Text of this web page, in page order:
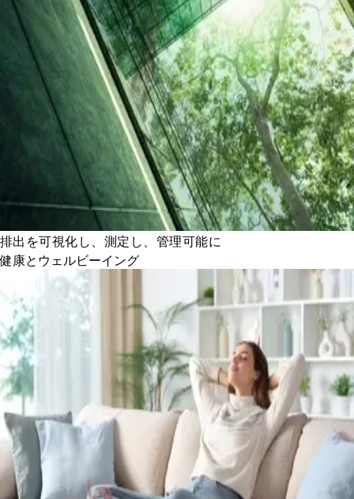
排出を可視化し、測定し、管理可能に
健康とウェルビーイング